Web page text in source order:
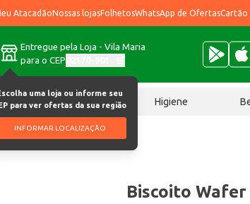
AtacadãoNossas lojasFolhetosWhatsApp de OfertasCartão
Entregue pela Loja - Vila Maria
para o CEP
uma loja ou informe seu
para ver ofertas da sua região
INFORMAR LOCALIZAÇÃO
Chocolates Higiene
100g
Biscoito